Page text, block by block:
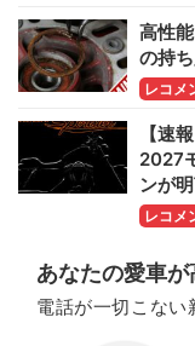
高性
の持
レコメ
【速
2027
ンが
レコメ
あなたの愛車が
電話が一切こない